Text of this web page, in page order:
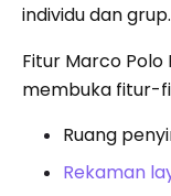
individu dan grup.
Fitur Marco
membuka fitur-
Ruang
Rekaman